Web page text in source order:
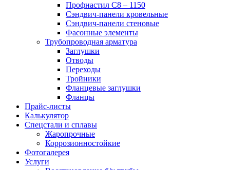
Профнастил С8 – 1150
Сэндвич-панели кровельные
Сэндвич-панели стеновые
Фасонные элементы
Трубопроводная арматура
Заглушки
Отводы
Переходы
Тройники
Фланцевые заглушки
Фланцы
Прайс-листы
Калькулятор
Спецстали и сплавы
Жаропрочные
Коррозионностойкие
Фотогалерея
Услуги